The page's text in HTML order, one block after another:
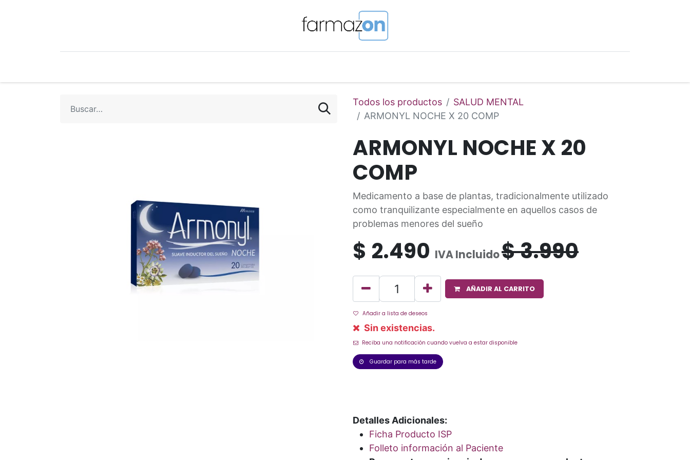
Todos los productos
SALUD MENTAL
ARMONYL NOCHE X 20 COMP
ARMONYL NOCHE X 20
COMP
Medicamento a base de plantas, tradicionalmente utilizado
como tranquilizante especialmente en aquellos casos de
problemas menores del sueño
$ 2.490 IVA Incluido$3.990
AÑADIR AL CARRITO
Añadir a lista de deseos
Sin existencias.
Reciba una notificación cuando vuelva a estar disponible
Guardar para más tarde
Detalles Adicionales:
Ficha Producto ISP
Folleto información al Paciente